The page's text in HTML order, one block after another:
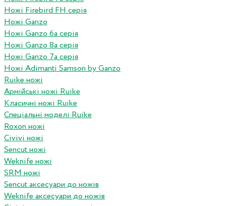
Ножі Firebird FH серія
Ножі Ganzo
Ножі Ganzo 6а серія
Ножі Ganzo 8а серія
Ножі Ganzo 7а серія
Ножі Adimanti Samson by Ganzo
Ruike ножі
Армійські ножі Ruike
Класичні ножі Ruike
Спеціальні моделі Ruike
Roxon ножi
Civivi ножі
Sencut ножі
Weknife ножі
SRM ножі
Sencut аксесуари до ножів
Weknife аксесуари до ножів